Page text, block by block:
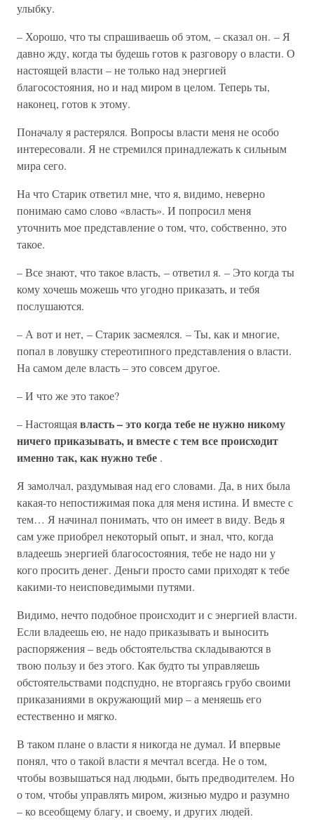
улыбку.
– Хорошо, что ты спрашиваешь об этом, – сказал он. – Я
давно жду, когда ты будешь готов к разговору о власти. О
настоящей власти – не только над энергией
благосостояния, но и над миром в целом. Теперь ты,
наконец, готов к этому.
Поначалу я растерялся. Вопросы власти меня не особо
интересовали. Я не стремился принадлежать к сильным
мира сего.
На что Старик ответил мне, что я, видимо, неверно
понимаю само слово «власть». И попросил меня
уточнить мое представление о том, что, собственно, это
такое.
– Все знают, что такое власть, – ответил я. – Это когда ты
кому хочешь можешь что угодно приказать, и тебя
послушаются.
– А вот и нет, – Старик засмеялся. – Ты, как и многие,
попал в ловушку стереотипного представления о власти.
На самом деле власть – это совсем другое.
– И что же это такое?
– Настоящаявласть – это когда тебе не нужно никому
ничего приказывать, и вместе с тем все происходит
именно так, как нужно тебе .
Я замолчал, раздумывая над его словами. Да, в них была
какая-то непостижимая пока для меня истина. И вместе с
тем… Я начинал понимать, что он имеет в виду. Ведь я
сам уже приобрел некоторый опыт, и знал, что, когда
владеешь энергией благосостояния, тебе не надо ни у
кого просить денег. Деньги просто сами приходят к тебе
какими-то неисповедимыми путями.
Видимо, нечто подобное происходит и с энергией власти.
Если владеешь ею, не надо приказывать и выносить
распоряжения – ведь обстоятельства складываются в
твою пользу и без этого. Как будто ты управляешь
обстоятельствами подспудно, не вторгаясь грубо своими
приказаниями в окружающий мир – а меняешь его
естественно и мягко.
В таком плане о власти я никогда не думал. И впервые
понял, что о такой власти я мечтал всегда. Не о том,
чтобы возвышаться над людьми, быть предводителем. Но
о том, чтобы управлять миром, жизнью мудро и разумно
– ко всеобщему благу, и своему, и других людей.